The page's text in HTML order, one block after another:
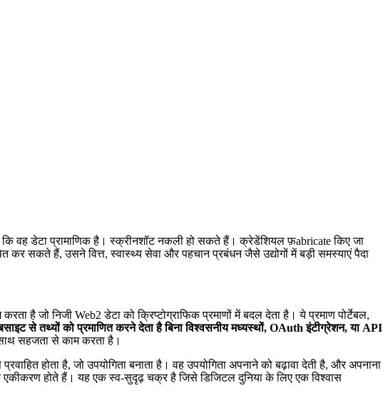
कि वह डेटा प्रामाणिक है। स्क्रीनशॉट नकली हो सकते हैं। क्रेडेंशियल फ़abricate किए जा
सकते हैं, उसने वित्त, स्वास्थ्य सेवा और पहचान प्रबंधन जैसे उद्योगों में बड़ी समस्याएं पैदा
है जो निजी Web2 डेटा को क्रिप्टोग्राफिक प्रमाणों में बदल देता है। ये प्रमाण पोर्टेबल,
से तथ्यों को प्रमाणित करने देता है बिना विश्वसनीय मध्यस्थों, OAuth इंटीग्रेशन, या API
सहजता से काम करता है।
होता है, जो उपयोगिता बनाता है। वह उपयोगिता अपनाने को बढ़ावा देती है, और अपनाना
होते हैं। यह एक स्व-सुदृढ़ चक्र है जिसे डिजिटल दुनिया के लिए एक विश्वास